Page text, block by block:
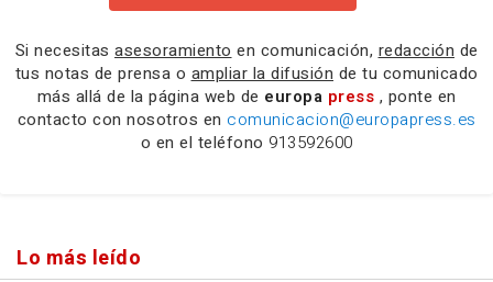
Si necesitas asesoramiento en comunicación, redacción de
tus notas de prensa o ampliar la difusión de tu comunicado
más allá de la página web de europa press , ponte en
contacto con nosotros en comunicacion@europapress.es
o en el teléfono 913592600
Lo más leído